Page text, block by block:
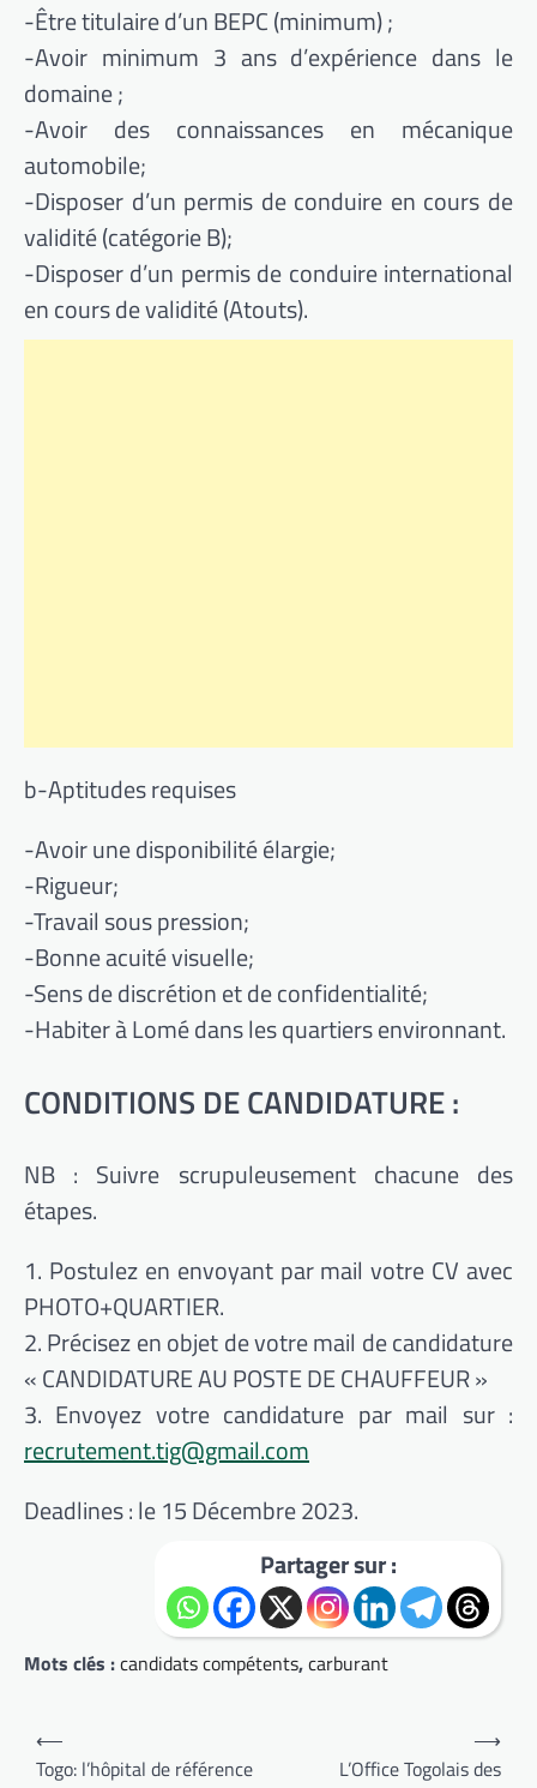
-Être titulaire d’un BEPC (minimum) ;
-Avoir minimum 3 ans d’expérience dans le
domaine ;
-Avoir des connaissances en mécanique
automobile;
-Disposer d’un permis de conduire en cours de
validité (catégorie B);
-Disposer d’un permis de conduire international
en cours de validité (Atouts).
b-Aptitudes requises
-Avoir une disponibilité élargie;
-Rigueur;
-Travail sous pression;
-Bonne acuité visuelle;
-Sens de discrétion et de confidentialité;
-Habiter à Lomé dans les quartiers environnant.
CONDITIONS DE CANDIDATURE :
NB : Suivre scrupuleusement chacune des
étapes.
1. Postulez en envoyant par mail votre CV avec
PHOTO+QUARTIER.
2. Précisez en objet de votre mail de candidature
« CANDIDATURE AU POSTE DE CHAUFFEUR »
3. Envoyez votre candidature par mail sur :
recrutement.tig@gmail.com
Deadlines : le 15 Décembre 2023.
Partager sur :
Mots clés :candidats compétents,carburant
Navigation
de
⟵
Togo: l’hôpital de référence
L’Office Togolais des
⟶